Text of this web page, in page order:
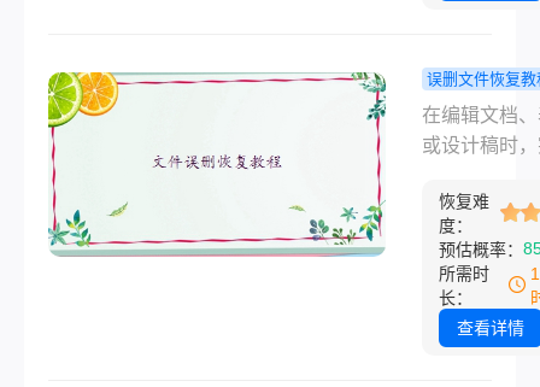
完整恢复方
盖Windows、
Mac、手机三
作，即使是
白也能快速
血成果。
误删文件恢复教
件没保存怎
复？试试这
在编辑文档
或设计稿时
件闪退或意
电，导致文
存，这种情
抓狂！不过
心，只要掌
恢复难
度：
预估概率：
所需时
长：
查看详情